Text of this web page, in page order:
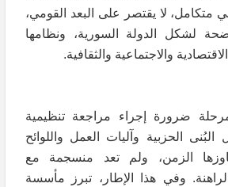
لا يقتصر على البعد القومي،
لشكل الدولة السورية، ونظامها
والاجتماعية والثقافية.
ضرورة إجراء مراجعة تنظيمية
الحزبية وآليات العمل واللوائح
الزمن، ولم تعد منسجمة مع
وفي هذا الإطار، تبرز مأسسة